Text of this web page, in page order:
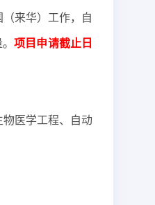
来华）工作，自
项目申请截止日
医学工程、自动